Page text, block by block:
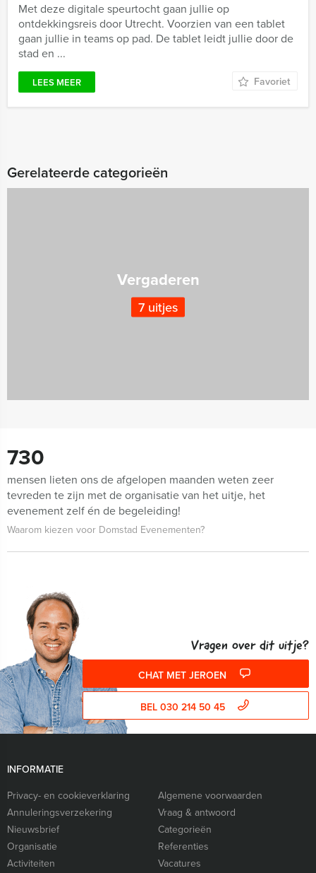
Met deze digitale speurtocht gaan jullie op
ontdekkingsreis door Utrecht. Voorzien van een tablet
gaan jullie in teams op pad. De tablet leidt jullie door de
stad en ...
LEES MEER Favoriet
Gerelateerde categorieën
Vergaderen
7 uitjes
730
mensen lieten ons de afgelopen maanden weten zeer
tevreden te zijn met de organisatie van het uitje, het
evenement zelf én de begeleiding!
Waarom kiezen voor Domstad Evenementen?
Vragen over dit uitje?
CHAT MET JEROEN
BEL 030 214 50 45
INFORMATIE
Privacy- en cookieverklaring
Algemene voorwaarden
Annuleringsverzekering
Vraag & antwoord
Nieuwsbrief
Categorieën
Organisatie
Referenties
Activiteiten
Vacatures